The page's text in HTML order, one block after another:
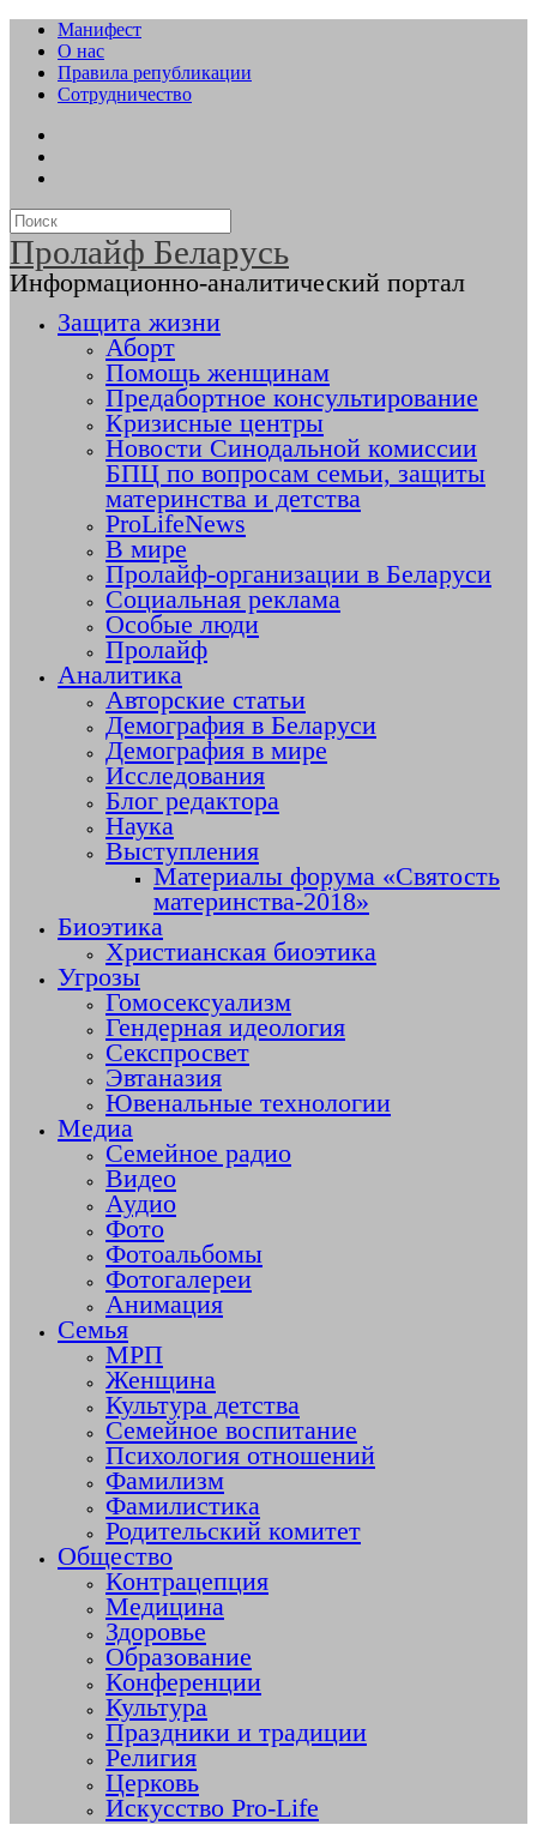
Манифест
О нас
Правила републикации
Сотрудничество
Пролайф Беларусь
Информационно-аналитический портал
Защита жизни
Аборт
Помощь женщинам
Предабортное консультирование
Кризисные центры
Новости Синодальной комиссии
БПЦ по вопросам семьи, защиты
материнства и детства
ProLifeNews
В мире
Пролайф-организации в Беларуси
Социальная реклама
Особые люди
Пролайф
Аналитика
Авторские статьи
Демография в Беларуси
Демография в мире
Исследования
Блог редактора
Наука
Выступления
Материалы форума «Святость
материнства-2018»
Биоэтика
Христианская биоэтика
Угрозы
Гомосексуализм
Гендерная идеология
Секспросвет
Эвтаназия
Ювенальные технологии
Медиа
Семейное радио
Видео
Аудио
Фото
Фотоальбомы
Фотогалереи
Анимация
Семья
МРП
Женщина
Культура детства
Семейное воспитание
Психология отношений
Фамилизм
Фамилистика
Родительский комитет
Общество
Контрацепция
Медицина
Здоровье
Образование
Конференции
Культура
Праздники и традиции
Религия
Церковь
Искусство Pro-Life